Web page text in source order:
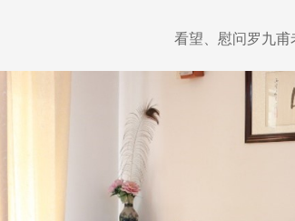
看望、慰问罗九甫